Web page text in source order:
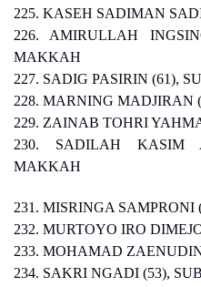
225. KASEH SADIMAN
226. AMIRULLAH
MAKKAH
227. SADIG PASIRIN (61),
228. MARNING MADJIRAN
229. ZAINAB TOHRI
230. SADILAH KASIM
MAKKAH
231. MISRINGA
232. MURTOYO IRO
233. MOHAMAD
234. SAKRI NGADI (53),